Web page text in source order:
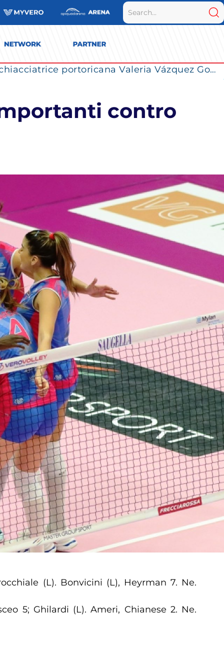
La Numia Vero Volley completa il roster: la schiacciatrice portoricana Valeria Vázquez Gomez è l’ultimo innesto di Milano per la stagione 2026/2027
contro
(L). Bonvicini (L), Heyrman 7. Ne.
5; Ghilardi (L). Ameri, Chianese 2. Ne.